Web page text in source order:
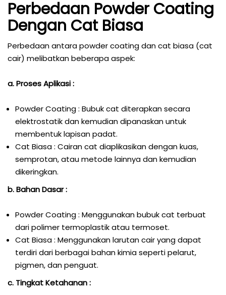
Perbedaan Powder Coating
Dengan Cat Biasa
Perbedaan antara powder coating dan cat biasa (cat
cair) melibatkan beberapa aspek:
a. Proses Aplikasi :
Powder Coating : Bubuk cat diterapkan secara
elektrostatik dan kemudian dipanaskan untuk
membentuk lapisan padat.
Cat Biasa : Cairan cat diaplikasikan dengan kuas,
semprotan, atau metode lainnya dan kemudian
dikeringkan.
b. Bahan Dasar :
Powder Coating : Menggunakan bubuk cat terbuat
dari polimer termoplastik atau termoset.
Cat Biasa : Menggunakan larutan cair yang dapat
terdiri dari berbagai bahan kimia seperti pelarut,
pigmen, dan penguat.
c. Tingkat Ketahanan :